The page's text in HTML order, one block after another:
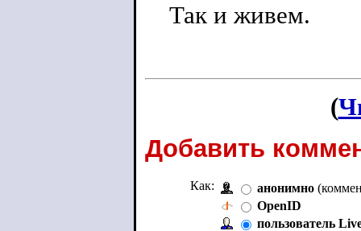
Так и живем.
(
Добавить
Как: анонимно
OpenID
пользователь